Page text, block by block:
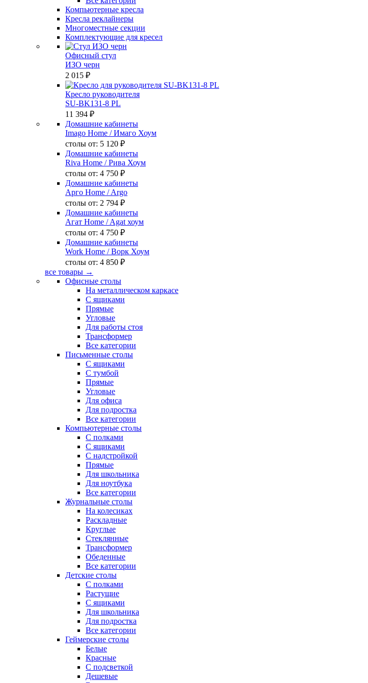
Компьютерные кресла
Кресла реклайнеры
Многоместные секции
Комплектующие для кресел
Офисный стул
ИЗО черн
2 015 ₽
Кресло руководителя
SU-BK131-8 PL
11 394 ₽
Домашние кабинеты
Imago Home / Имаго Хоум
столы от: 5 120 ₽
Домашние кабинеты
Riva Home / Рива Хоум
столы от: 4 750 ₽
Домашние кабинеты
Арго Home / Argo
столы от: 2 794 ₽
Домашние кабинеты
Агат Home / Agat хоум
столы от: 4 750 ₽
Домашние кабинеты
Work Home / Ворк Хоум
столы от: 4 850 ₽
все товары →
Офисные столы
На металлическом каркасе
С ящиками
Прямые
Угловые
Для работы стоя
Трансформер
Все категории
Письменные столы
С ящиками
С тумбой
Прямые
Угловые
Для офиса
Для подростка
Все категории
Компьютерные столы
С полками
С ящиками
С надстройкой
Прямые
Для школьника
Для ноутбука
Все категории
Журнальные столы
На колесиках
Раскладные
Круглые
Стеклянные
Трансформер
Обеденные
Все категории
Детские столы
С полками
Растущие
С ящиками
Для школьника
Для подростка
Все категории
Геймерские столы
Белые
Красные
С подсветкой
Дешевые